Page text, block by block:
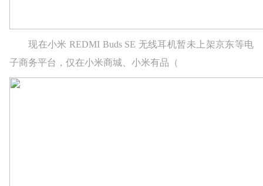
现在小米 REDMI Buds SE 无线耳机暂未上架京东等电
子商务平台，仅在小米商城、小米有品（